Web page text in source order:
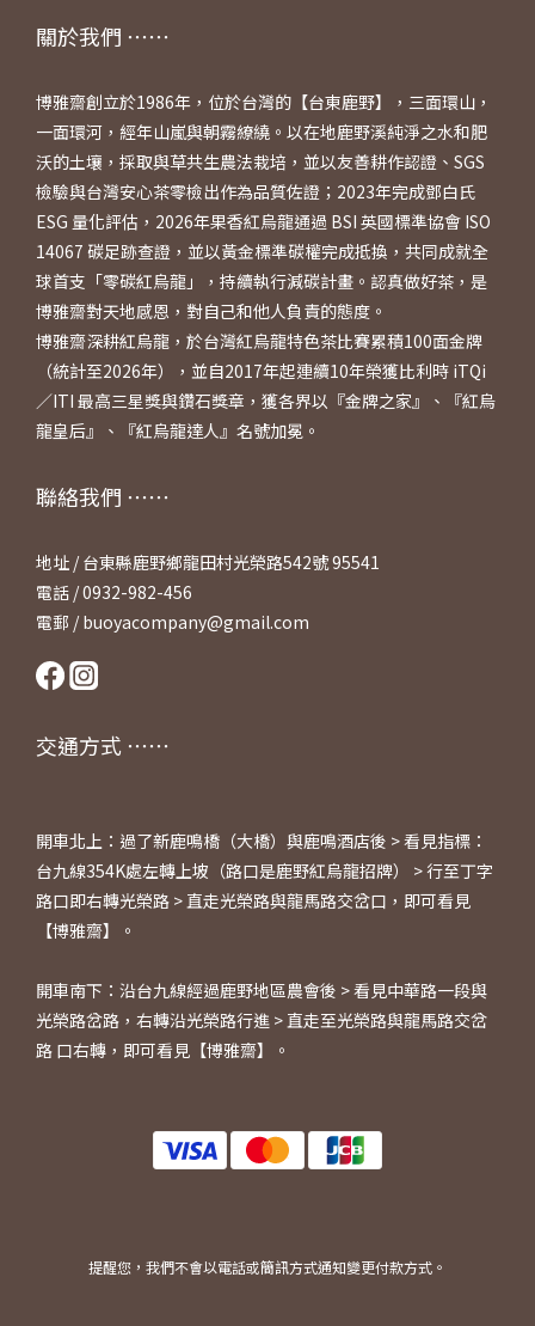
關於我們 ⋯⋯
博雅齋創立於1986年，位於台灣的【台東鹿野】，三面環山，
一面環河，經年山嵐與朝霧繚繞。以在地鹿野溪純淨之水和肥
沃的土壤，採取與草共生農法栽培，並以友善耕作認證、SGS
檢驗與台灣安心茶零檢出作為品質佐證；2023年完成鄧白氏
ESG 量化評估，2026年果香紅烏龍通過 BSI 英國標準協會 ISO
14067 碳足跡查證，並以黃金標準碳權完成抵換，共同成就全
球首支「零碳紅烏龍」，持續執行減碳計畫。認真做好茶，是
博雅齋對天地感恩，對自己和他人負責的態度。
博雅齋深耕紅烏龍，於台灣紅烏龍特色茶比賽累積100面金牌
（統計至2026年），並自2017年起連續10年榮獲比利時 iTQi
／ITI 最高三星獎與鑽石獎章，獲各界以『金牌之家』、『紅烏
龍皇后』、『紅烏龍達人』名號加冕。
聯絡我們 ⋯⋯
地址 / 台東縣鹿野鄉龍田村光榮路542號 95541
電話 / 0932-982-456
電郵 / buoyacompany@gmail.com
交通方式 ⋯⋯
開車北上：過了新鹿鳴橋（大橋）與鹿鳴酒店後 > 看見指標：
台九線354K處左轉上坡（路口是鹿野紅烏龍招牌） > 行至丁字
路口即右轉光榮路 > 直走光榮路與龍馬路交岔口，即可看見
【博雅齋】。
開車南下：沿台九線經過鹿野地區農會後 > 看見中華路一段與
光榮路岔路，右轉沿光榮路行進 > 直走至光榮路與龍馬路交岔
路 口右轉，即可看見【博雅齋】。
提醒您，我們不會以電話或簡訊方式通知變更付款方式。